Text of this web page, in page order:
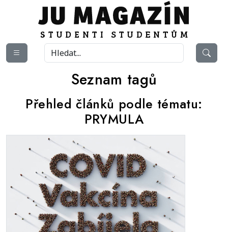
Seznam tagů
Přehled článků podle tématu:
PRYMULA